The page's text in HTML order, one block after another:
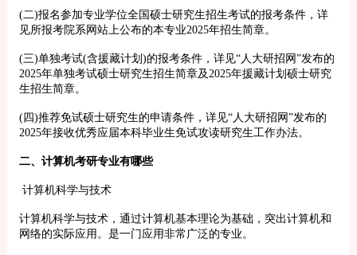
(二)报名参加专业学位全国硕士研究生招生考试的报考条件，详
见所报考院系网站上公布的本专业2025年招生简章。
(三)单独考试(含援藏计划)的报考条件，详见“人大研招网”发布的
2025年单独考试硕士研究生招生简章及2025年援藏计划硕士研究
生招生简章。
(四)推荐免试硕士研究生的申请条件，详见“人大研招网”发布的
2025年接收优秀应届本科毕业生免试攻读研究生工作办法。
二、计算机考研专业有哪些
计算机科学与技术
计算机科学与技术，通过计算机基本理论为基础，突出计算机和
网络的实际应用。是一门应用非常广泛的专业。